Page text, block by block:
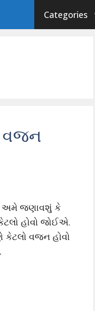
Categories
વજન
અમે જણાવશું કે
હોવો જોઈએ.
કેટલો વજન હોવો